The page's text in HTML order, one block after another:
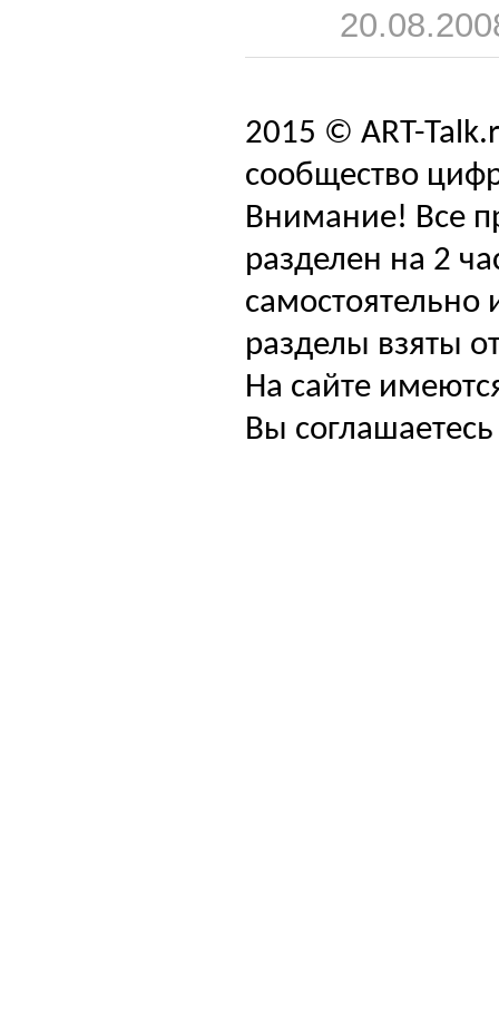
2015 © ART-
сообщество
Внимание! Все
разделен на 2
самостоятельно
разделы взяты
На сайте
Вы